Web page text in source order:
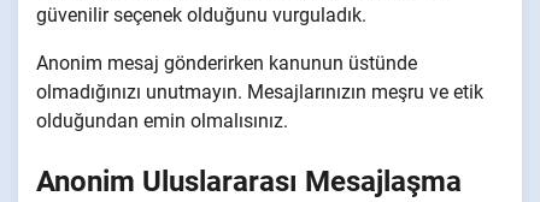
güvenilir seçenek olduğunu vurguladık.
Anonim mesaj gönderirken kanunun üstünde
olmadığınızı unutmayın. Mesajlarınızın meşru ve etik
olduğundan emin olmalısınız.
Anonim Uluslararası Mesajlaşma